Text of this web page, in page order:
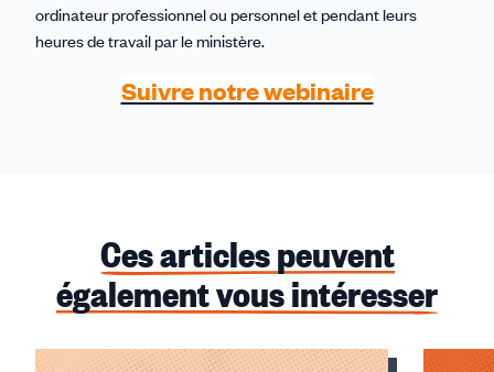
ordinateur professionnel ou personnel et pendant leurs
heures de travail par le ministère.
Suivre notre webinaire
Ces articles peuvent
également vous intéresser